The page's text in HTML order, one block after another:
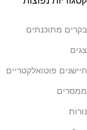
בקרים מתוכנתים
צגים
חיישנים פוטואלקטריים
ממסרים
נורות